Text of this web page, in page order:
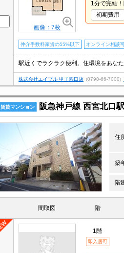
画像：7枚
1分で完結
初期費用
仲介手数料家賃の55%以下 オンライン相談
駅近くでラクラク便利。住環境をあな
株式会社エイブル 甲子園口店 (0798-66-7000)
賃貸マンション 阪急神戸線 西宮北口
住
築
階
間取図 階
1階
即入居可